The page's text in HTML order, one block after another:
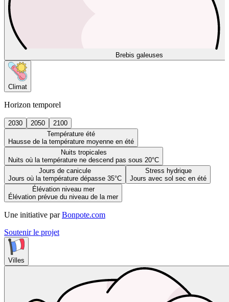
Brebis galeuses
Climat
Horizon temporel
2030 2050
2100
Température été
Hausse de la température moyenne en été
Nuits tropicales
Nuits où la température ne descend pas sous 20°C
Jours de canicule
Jours où la température dépasse 35°C
Stress hydrique
Jours avec sol sec en été
Élévation niveau mer
Élévation prévue du niveau de la mer
Une initiative par Bonpote.com
Soutenir le projet
Villes